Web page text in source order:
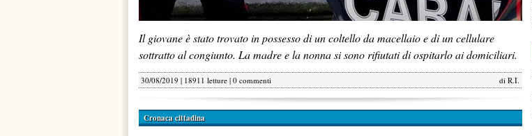
Il giovane è stato trovato in possesso di un coltello da macellaio e di un cellulare
sottratto al congiunto. La madre e la nonna si sono rifiutati di ospitarlo ai domiciliari.
30/08/2019 | 18911 letture | 0 commenti di R.I.
Cronaca cittadina